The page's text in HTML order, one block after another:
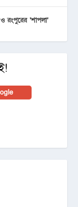
রংপুরের ‘শাপলা’